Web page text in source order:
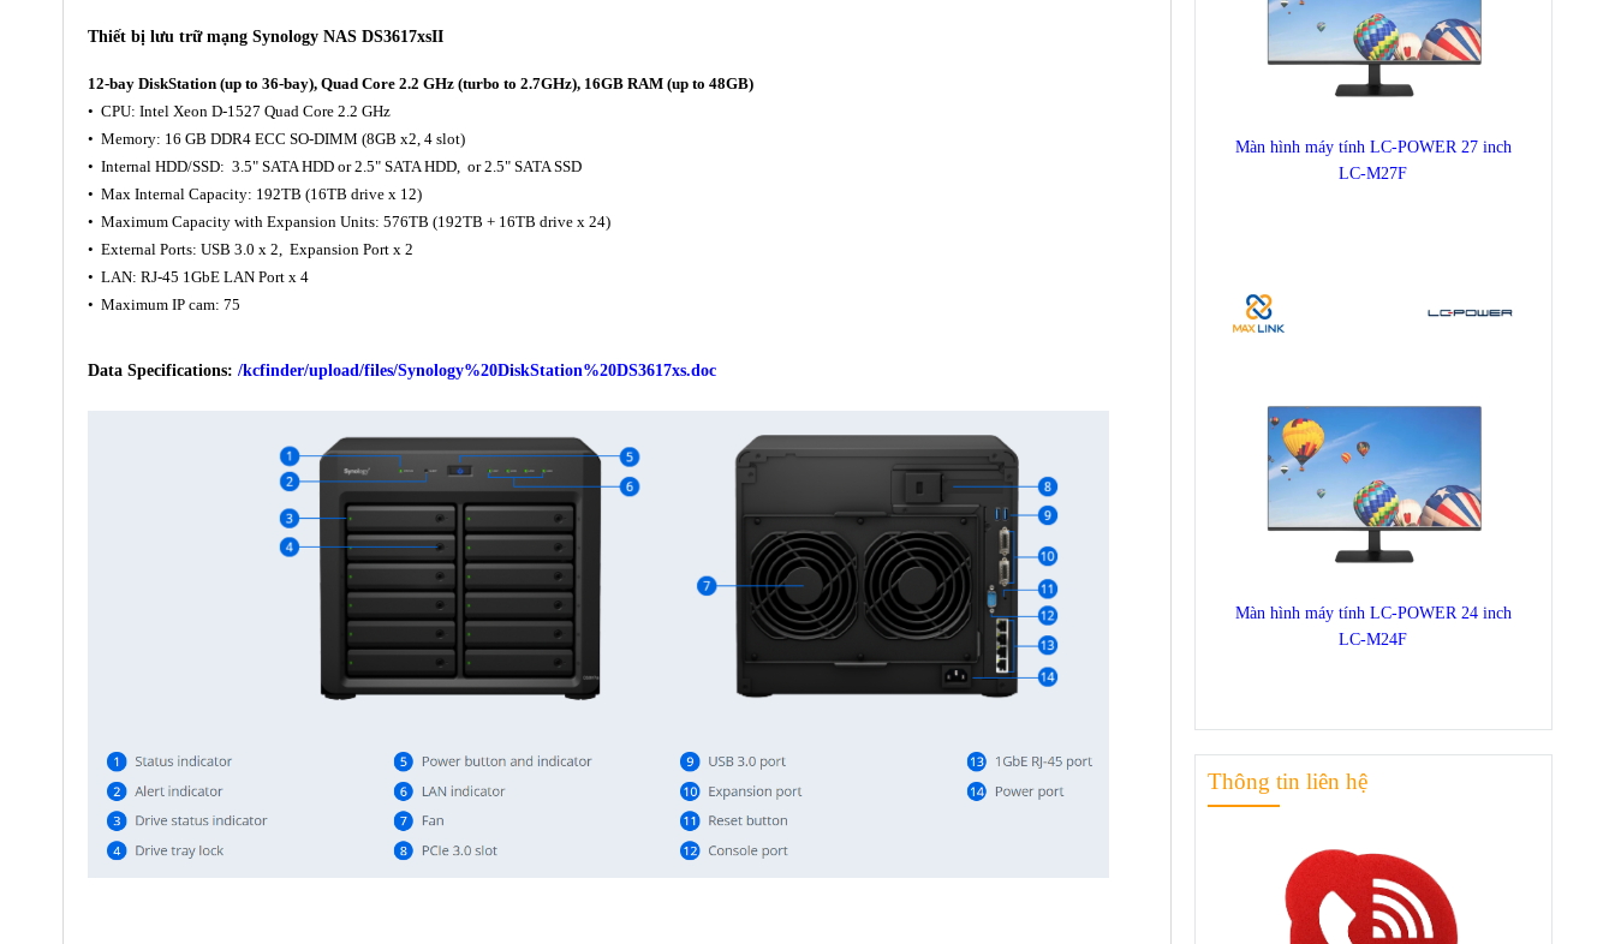
Thiết bị lưu trữ mạng Synology NAS DS3617xsII
12-bay DiskStation (up to 36-bay), Quad Core 2.2 GHz (turbo to 2.7GHz), 16GB RAM (up to 48GB)
• CPU: Intel Xeon D-1527 Quad Core 2.2 GHz
• Memory: 16 GB DDR4 ECC SO-DIMM (8GB x2, 4 slot)
• Internal HDD/SSD: 3.5" SATA HDD or 2.5" SATA HDD, or 2.5" SATA SSD
• Max Internal Capacity: 192TB (16TB drive x 12)
• Maximum Capacity with Expansion Units: 576TB (192TB + 16TB drive x 24)
• External Ports: USB 3.0 x 2, Expansion Port x 2
• LAN: RJ-45 1GbE LAN Port x 4
• Maximum IP cam: 75
Data Specifications: /kcfinder/upload/files/Synology%20DiskStation%20DS3617xs.doc
Màn hình máy tính LC-POWER 27 inch
LC-M27F
Màn hình máy tính LC-POWER 24 inch
LC-M24F
Thông tin liên hệ